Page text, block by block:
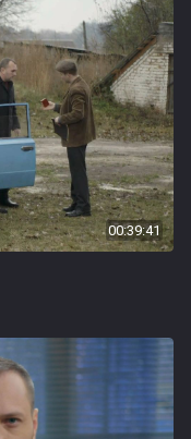
00:39:41